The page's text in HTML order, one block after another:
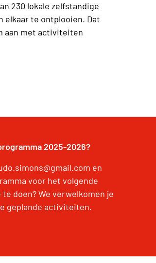
230 lokale zelfstandige
elkaar te ontplooien. Dat
aan met activiteiten
2025-2026?
en
voor het volgende
doen? We verwelkomen je
geplande activiteiten.